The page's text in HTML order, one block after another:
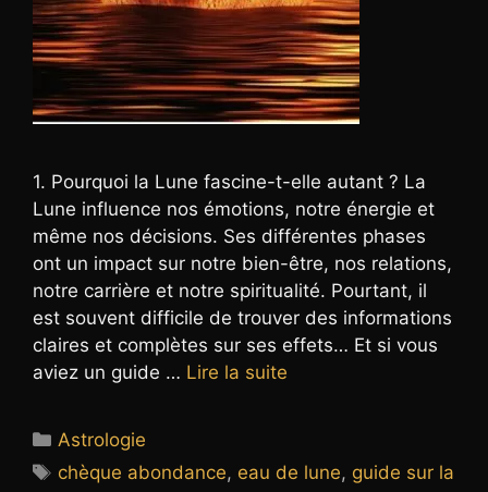
1. Pourquoi la Lune fascine-t-elle autant ? La
Lune influence nos émotions, notre énergie et
même nos décisions. Ses différentes phases
ont un impact sur notre bien-être, nos relations,
notre carrière et notre spiritualité. Pourtant, il
est souvent difficile de trouver des informations
claires et complètes sur ses effets… Et si vous
aviez un guide … Lire la suite
Catégories
Astrologie
Étiquettes
chèque abondance, eau de lune, guide sur la